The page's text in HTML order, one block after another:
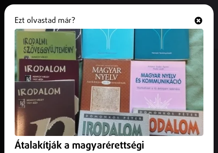
Irán nemet mond az amerikai
tárgyalásokra
2026. március 02. Külföld
Donald Trump korábban arról beszélt, hogy tárgyalni fog
Teherán vezetőivel.
Ezt olvastad már?
Átalakítják a magyarérettségi